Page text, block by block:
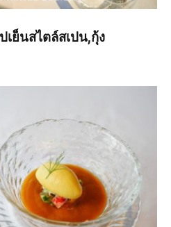
เย็นสไตล์สเปน,กุ้ง